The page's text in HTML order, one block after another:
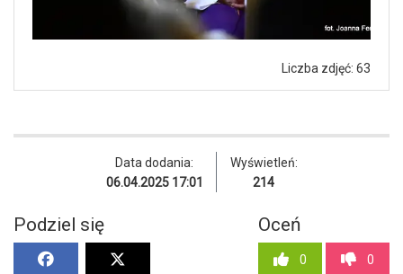
Liczba zdjęć: 63
Data dodania:
06.04.2025 17:01
Wyświetleń:
214
Podziel się Oceń
0 0